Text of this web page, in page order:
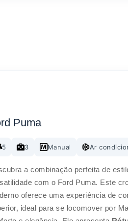
Puma
5 3 Manual Ar
a combinação perfeita de
com o Ford Puma. Este
oferece uma experiência de
ideal para se locomover por